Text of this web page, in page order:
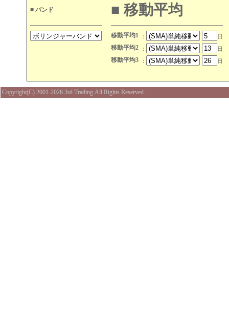
■ バンド ■ 移動平均
移動平均1 ： 日
移動平均2 ： 日
移動平均3 ： 日
Copyright(C) 2001-2026 3rd.Trading.All Rights Reserved.